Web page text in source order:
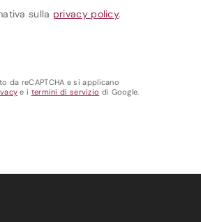
sulla privacy policy.
da reCAPTCHA e si applicano
e i termini di servizio di Google.